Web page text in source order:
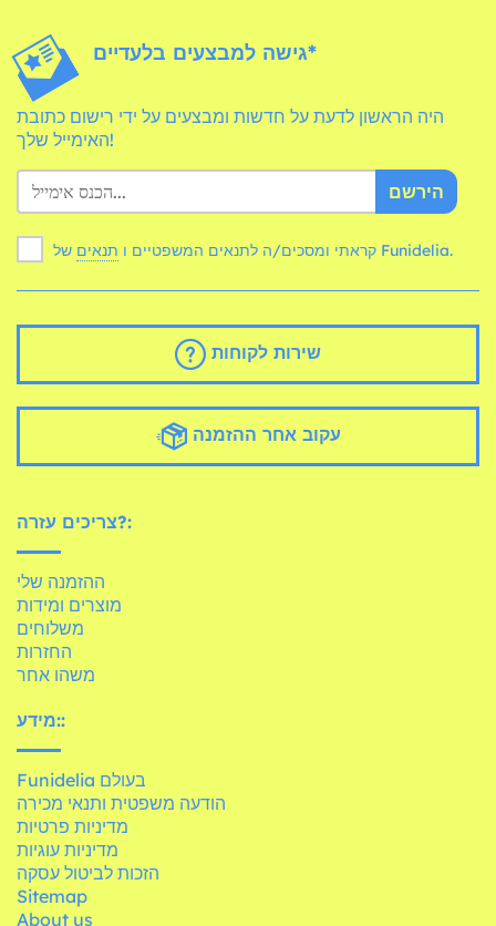
גישה למבצעים בלעדיים*
היה הראשון לדעת על חדשות ומבצעים על ידי רישום כתובת
האימייל שלך!
הירשם
קראתי ומסכים/ה לתנאים המשפטיים ו תנאים של Funidelia.
שירות לקוחות
עקוב אחר ההזמנה
צריכים עזרה?:
ההזמנה שלי
מוצרים ומידות
משלוחים
החזרות
משהו אחר
מידע::
Funidelia בעולם
הודעה משפטית ותנאי מכירה
מדיניות פרטיות
מדיניות עוגיות
הזכות לביטול עסקה
Sitemap
About us